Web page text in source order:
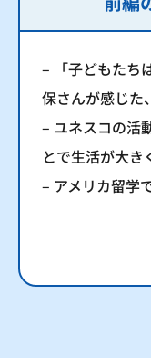
– 「子どもたち
保さんが感じた
– ユネスコの活
とで生活が大
– アメリカ留学